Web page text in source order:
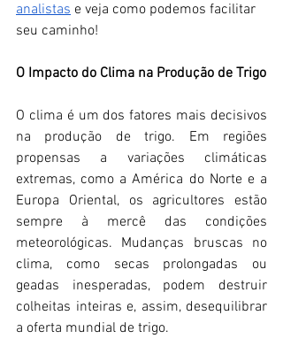
analistas e veja como podemos facilitar
seu caminho!
O Impacto do Clima na Produção de Trigo
O clima é um dos fatores mais decisivos
na produção de trigo. Em regiões
propensas a variações climáticas
extremas, como a América do Norte e a
Europa Oriental, os agricultores estão
sempre à mercê das condições
meteorológicas. Mudanças bruscas no
clima, como secas prolongadas ou
geadas inesperadas, podem destruir
colheitas inteiras e, assim, desequilibrar
a oferta mundial de trigo.